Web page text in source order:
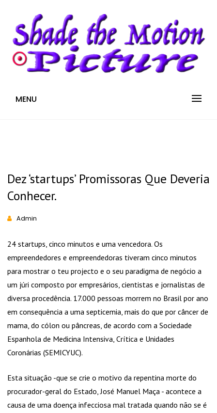
SHADE THE MOTION
MENU
Dez ‘startups’ Promissoras Que Deveria
Conhecer.
Admin
24 startups, cinco minutos e uma vencedora. Os
empreendedores e empreendedoras tiveram cinco minutos
para mostrar o teu projecto e o seu paradigma de negócio a
um júri composto por empresários, cientistas e jornalistas de
diversa procedência. 17.000 pessoas morrem no Brasil por ano
em consequência a uma septicemia, mais do que por câncer de
mama, do cólon ou pâncreas, de acordo com a Sociedade
Espanhola de Medicina Intensiva, Crítica e Unidades
Coronárias (SEMICYUC).
Esta situação -que se crie o motivo da repentina morte do
procurador-geral do Estado, José Manuel Maça - acontece a
causa de uma doença infecciosa mal tratada quando não se é